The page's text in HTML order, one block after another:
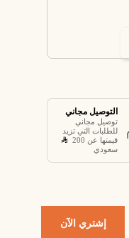
التوصيل مجاني
توصيل مجاني
للطلبات التي تزيد
قيمتها عن 200
سعودي
إشتري الآن